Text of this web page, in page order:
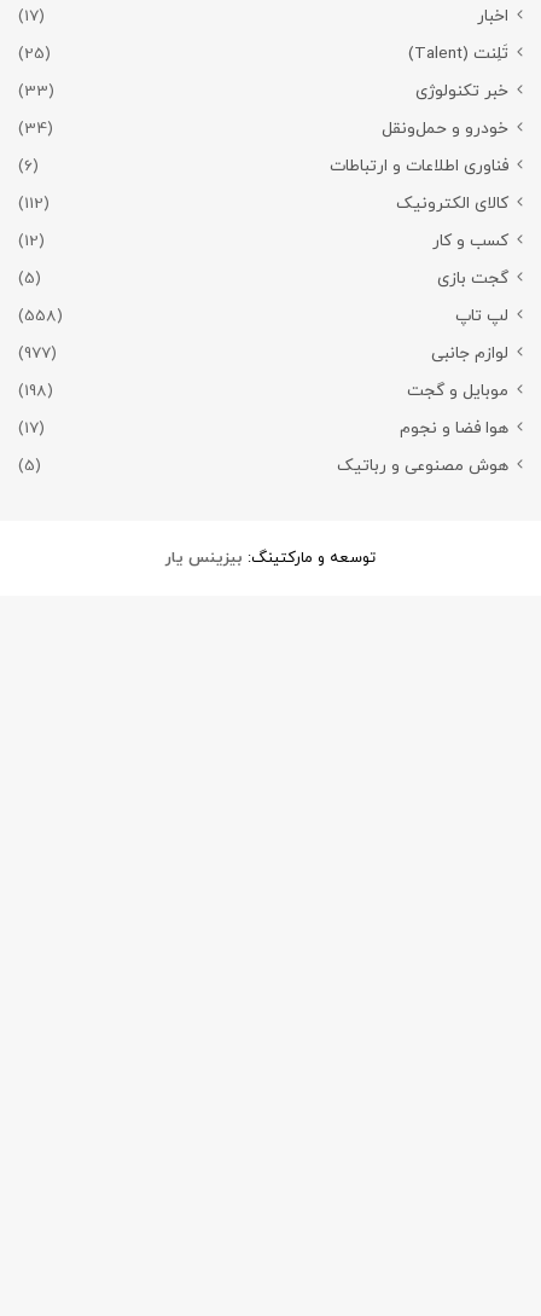
اخبار
(17)
تَلِنت (Talent)
(25)
خبر تکنولوژی
(33)
خودرو و حمل‌و‌نقل
(34)
فناوری اطلاعات و ارتباطات
(6)
کالای الکترونیک
(112)
کسب و کار
(12)
گجت بازی
(5)
لپ تاپ
(558)
لوازم جانبی
(977)
موبایل و گجت
(198)
هوا فضا و نجوم
(17)
هوش مصنوعی و رباتیک
(5)
توسعه و مارکتینگ: بیزینس یار